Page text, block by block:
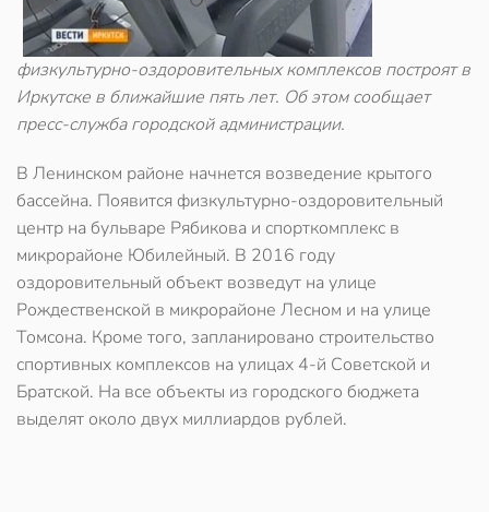
физкультурно-оздоровительных комплексов построят в
Иркутске в ближайшие пять лет. Об этом сообщает
пресс-служба городской администрации.
В Ленинском районе начнется возведение крытого
бассейна. Появится физкультурно-оздоровительный
центр на бульваре Рябикова и спорткомплекс в
микрорайоне Юбилейный. В 2016 году
оздоровительный объект возведут на улице
Рождественской в микрорайоне Лесном и на улице
Томсона. Кроме того, запланировано строительство
спортивных комплексов на улицах 4-й Советской и
Братской. На все объекты из городского бюджета
выделят около двух миллиардов рублей.